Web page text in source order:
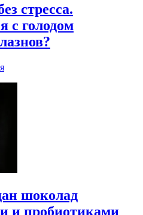
стресса.
с голодом
шоколад
и пробиотиками